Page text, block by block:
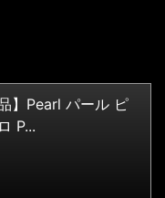
品】Pearl パール ピ
P...